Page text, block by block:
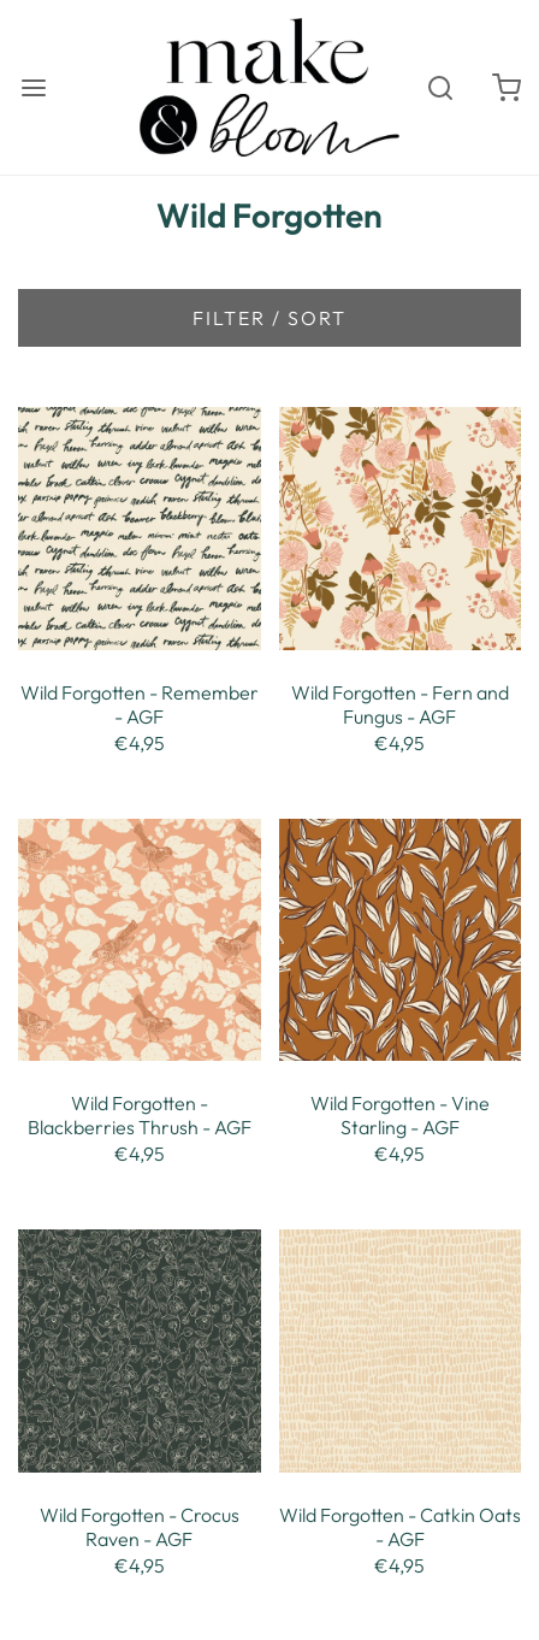
Wild Forgotten
FILTER / SORT
Wild Forgotten - Remember
- AGF
€4,95
Wild Forgotten - Fern and
Fungus - AGF
€4,95
Wild Forgotten -
Blackberries Thrush - AGF
€4,95
Wild Forgotten - Vine
Starling - AGF
€4,95
Wild Forgotten - Crocus
Raven - AGF
€4,95
Wild Forgotten - Catkin Oats
- AGF
€4,95